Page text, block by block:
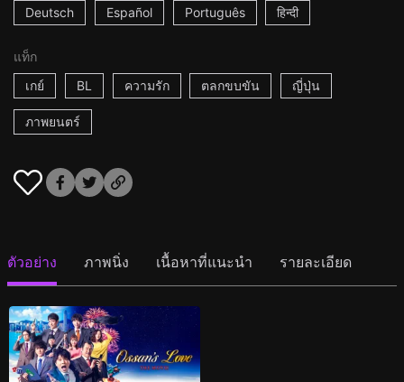
Deutsch Español Português हिन्दी
แท็ก
เกย์
BL ความรัก ตลกขบขัน ญี่ปุ่น
ภาพยนตร์
ตัวอย่าง ภาพนิ่ง เนื้อหาที่แนะนำ รายละเอียด